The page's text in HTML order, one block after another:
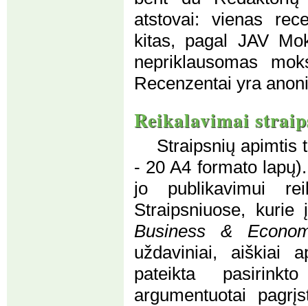
atstovai: vienas
kitas, pagal JAV
nepriklausomas
Recenzentai yra
Reikalavimai
Straipsnių apimtis
- 20 A4 formato
jo publikavimui
Straipsniuose,
Business &
uždaviniai, aiškiai
pateikta
argumentuotai